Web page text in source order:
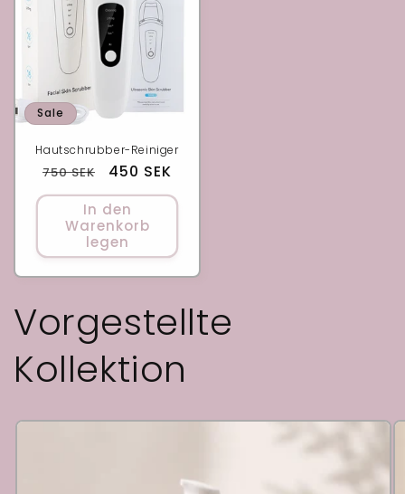
Sale
Hautschrubber-Reiniger
Normaler
Preis
750 SEK Verkaufspreis
450 SEK
In den
Warenkorb
legen
Vorgestellte
Kollektion